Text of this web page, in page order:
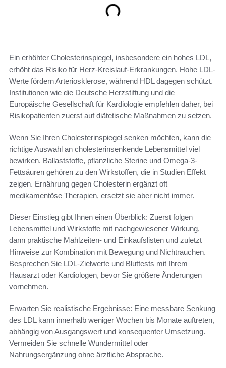
Ein erhöhter Cholesterinspiegel, insbesondere ein hohes LDL,
erhöht das Risiko für Herz-Kreislauf-Erkrankungen. Hohe LDL-
Werte fördern Arteriosklerose, während HDL dagegen schützt.
Institutionen wie die Deutsche Herzstiftung und die
Europäische Gesellschaft für Kardiologie empfehlen daher, bei
Risikopatienten zuerst auf diätetische Maßnahmen zu setzen.
Wenn Sie Ihren Cholesterinspiegel senken möchten, kann die
richtige Auswahl an cholesterinsenkende Lebensmittel viel
bewirken. Ballaststoffe, pflanzliche Sterine und Omega-3-
Fettsäuren gehören zu den Wirkstoffen, die in Studien Effekt
zeigen. Ernährung gegen Cholesterin ergänzt oft
medikamentöse Therapien, ersetzt sie aber nicht immer.
Dieser Einstieg gibt Ihnen einen Überblick: Zuerst folgen
Lebensmittel und Wirkstoffe mit nachgewiesener Wirkung,
dann praktische Mahlzeiten- und Einkaufslisten und zuletzt
Hinweise zur Kombination mit Bewegung und Nichtrauchen.
Besprechen Sie LDL-Zielwerte und Bluttests mit Ihrem
Hausarzt oder Kardiologen, bevor Sie größere Änderungen
vornehmen.
Erwarten Sie realistische Ergebnisse: Eine messbare Senkung
des LDL kann innerhalb weniger Wochen bis Monate auftreten,
abhängig von Ausgangswert und konsequenter Umsetzung.
Vermeiden Sie schnelle Wundermittel oder
Nahrungsergänzung ohne ärztliche Absprache.